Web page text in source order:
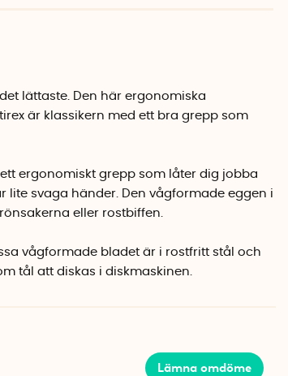
lättaste. Den här ergonomiska
är klassikern med ett bra grepp som
ergonomiskt grepp som låter dig jobba
lite svaga händer. Den vågformade eggen i
eller rostbiffen.
vågformade bladet är i rostfritt stål och
tål att diskas i diskmaskinen.
Lämna omdöme